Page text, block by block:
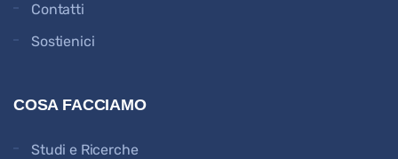
Contatti
Sostienici
COSA FACCIAMO
Studi e Ricerche